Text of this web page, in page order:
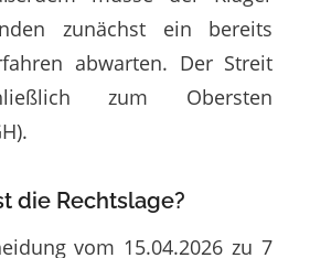
zunächst ein bereits
abwarten. Der Streit
zum Obersten
die Rechtslage?
vom 15.04.2026 zu 7